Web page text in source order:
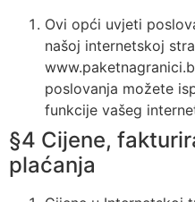
Ovi opći uvjeti
našoj internetskoj
poslovanja možete
funkcije vašeg
§4 Cijene,
plaćanja